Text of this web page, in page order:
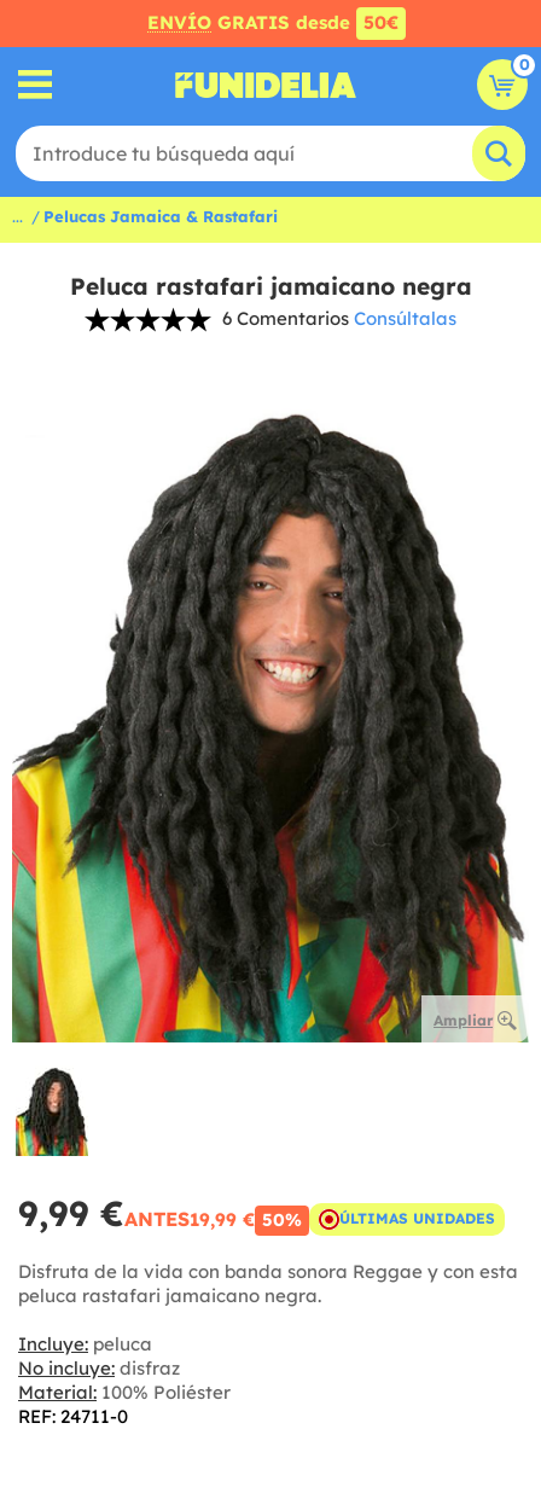
ENVÍO GRATIS desde 50€
0
... Pelucas Jamaica & Rastafari
Peluca rastafari jamaicano negra
6 Comentarios Consúltalas
Ampliar
9,99 €ANTES19,99 € 50% ÚLTIMAS UNIDADES
Disfruta de la vida con banda sonora Reggae y con esta
peluca rastafari jamaicano negra.
Incluye: peluca
No incluye: disfraz
Material: 100% Poliéster
REF: 24711-0